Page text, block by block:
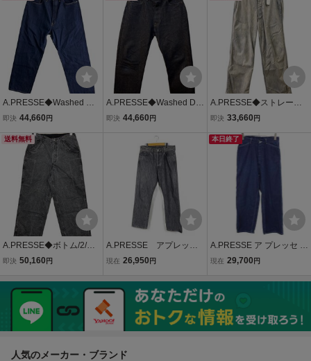
ムパンツ 中古 BS99
A.PRESSE◆Washed Wid
e Denim Pants/36/デニム/
即決 44,660 円
A.PRESSE◆Washed De
nim Wide Pants/大戦モデ
即決 44,660 円
A.PRESSE◆ストレート
パンツ/3/デニム/BLU/無
即決 33,660 円
送料無料
A.PRESSE◆ボトム/2/コ
ットン/BLK/25SAP-04-03
即決 50,160 円
A.PRESSE アプレッ
セ 22AW 22AAP-04-0
PANTS ウォッシュド
デニムパンツ ワイドス
トレート サイズW34
ブラック
現在 26,950 円
本日終了
A.PRESSE ア プレッセ 2
3SS Military Denim Trous
ツ 23SAP-04-22M インデ
ィゴ 2 IT5HWYQBPNCQ
現在 29,700 円
人気のメーカー・ブランド